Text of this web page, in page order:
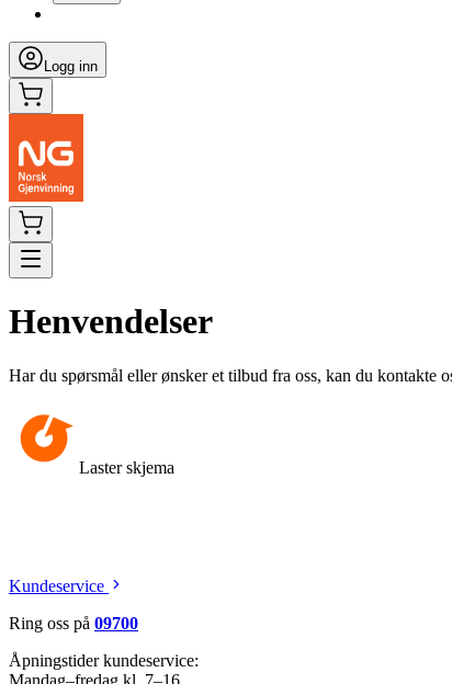
Logg inn
Henvendelser
Har du spørsmål eller ønsker et tilbud fra oss, kan du kontakte
Laster skjema
Kundeservice
Ring oss på 09700
Åpningstider kundeservice:
Mandag–fredag kl. 7–16